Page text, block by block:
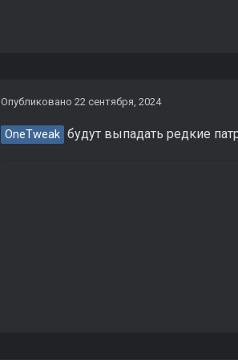
Опубликовано 22 сентября, 2024
OneTweak будут выпадать редкие